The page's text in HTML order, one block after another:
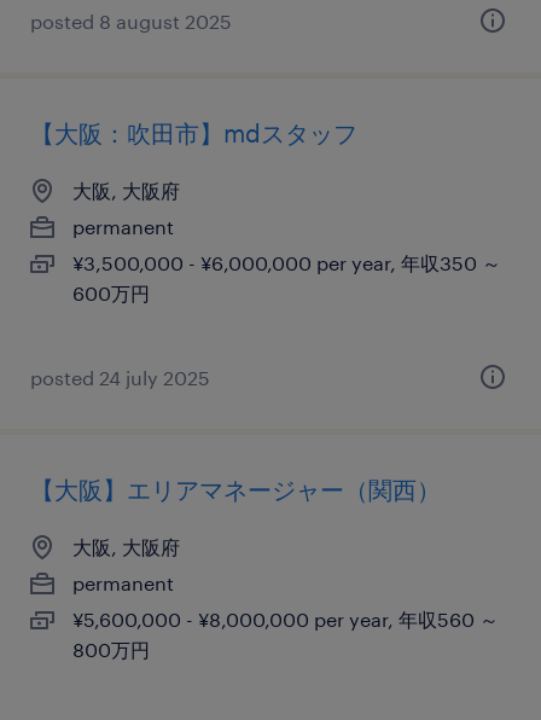
posted 8 august 2025
【大阪：吹田市】mdスタッフ
大阪, 大阪府
permanent
¥3,500,000 - ¥6,000,000 per year, 年収350 ～
600万円
posted 24 july 2025
【大阪】エリアマネージャー（関西）
大阪, 大阪府
permanent
¥5,600,000 - ¥8,000,000 per year, 年収560 ～
800万円